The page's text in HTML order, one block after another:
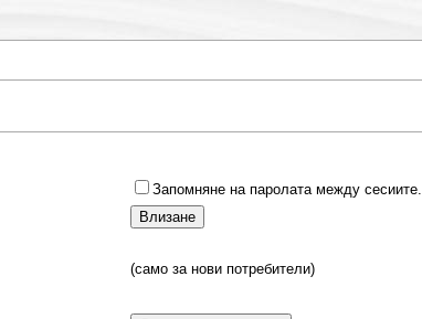
Запомняне на паролата между сесиите.
(само за нови потребители)